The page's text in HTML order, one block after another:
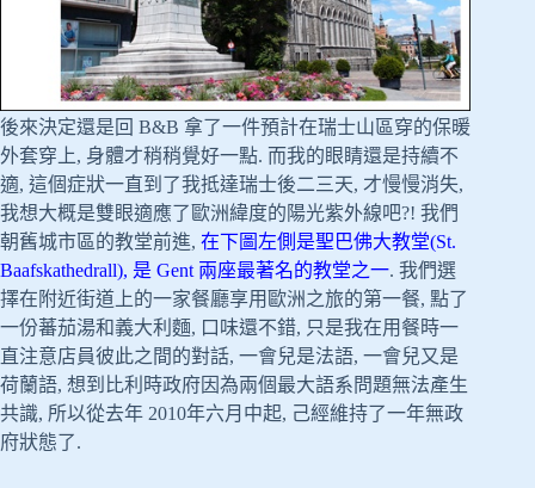
後來決定還是回 B&B 拿了一件預計在瑞士山區穿的保暖
外套穿上, 身體才稍稍覺好一點. 而我的眼睛還是持續不
適, 這個症狀一直到了我抵達瑞士後二三天, 才慢慢消失,
我想大概是雙眼適應了歐洲緯度的陽光紫外線吧?! 我們
朝舊城市區的教堂前進, 在下圖左側是聖巴佛大教堂(St.
Baafskathedrall), 是 Gent 兩座最著名的教堂之一. 我們選
擇在附近街道上的一家餐廳享用歐洲之旅的第一餐, 點了
一份蕃茄湯和義大利麵, 口味還不錯, 只是我在用餐時一
直注意店員彼此之間的對話, 一會兒是法語, 一會兒又是
荷蘭語, 想到比利時政府因為兩個最大語系問題無法產生
共識, 所以從去年 2010年六月中起, 己經維持了一年無政
府狀態了.